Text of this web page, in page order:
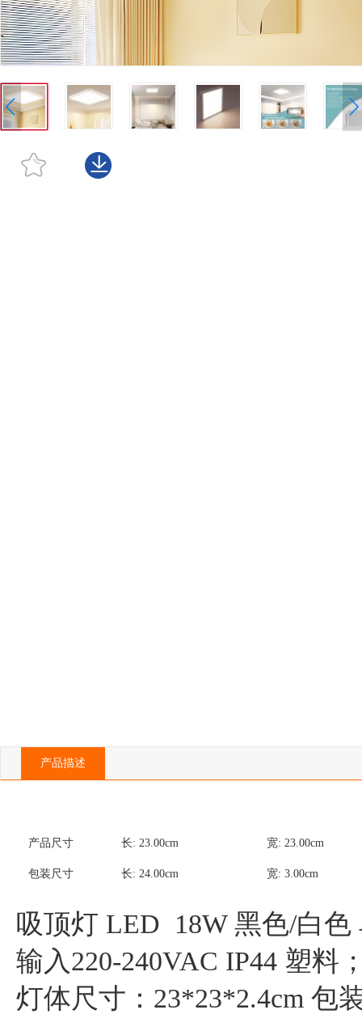
产品描述
产品尺寸 长: 23.00cm 宽: 23.00cm
包装尺寸 长: 24.00cm 宽: 3.00cm
吸顶灯 LED  18W 黑色/白色
输入220-240VAC IP44 塑料
灯体尺寸：23*23*2.4cm 包